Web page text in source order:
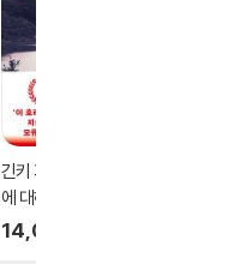
긴키 지방의 어느 장소
에 대하여
14,000